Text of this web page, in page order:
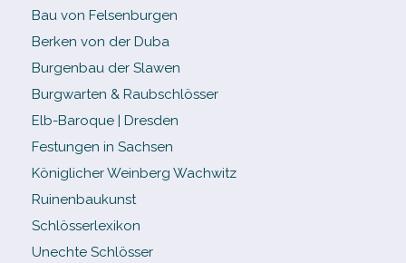
Bau von Felsenburgen
Berken von der Duba
Burgenbau der Slawen
Burgwarten & Raubschlösser
Elb-​Baroque | Dresden
Festungen in Sachsen
Königlicher Weinberg Wachwitz
Ruinenbaukunst
Schlösserlexikon
Unechte Schlösser